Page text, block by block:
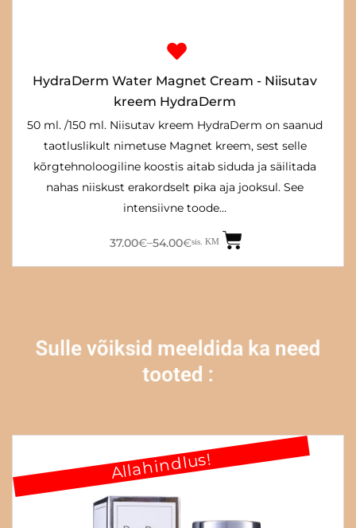
HydraDerm Water Magnet Cream - Niisutav
kreem HydraDerm
50 ml. /150 ml. Niisutav kreem HydraDerm on saanud
taotluslikult nimetuse Magnet kreem, sest selle
kõrgtehnoloogiline koostis aitab siduda ja säilitada
nahas niiskust erakordselt pika aja jooksul. See
intensiivne toode…
37.00€–54.00€sis. KM
Sulle võiksid meeldida ka need
tooted :
Allahindlus!